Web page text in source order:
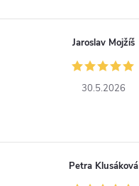
Jaroslav Mojžíš
30.5.2026
Petra Klusáková